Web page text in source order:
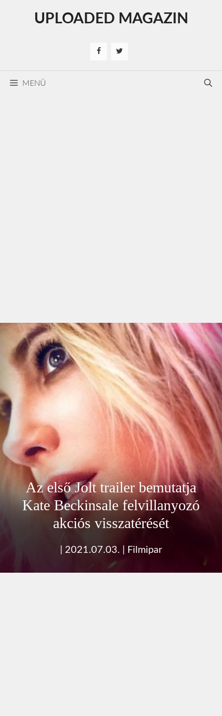
UPLOADED MAGAZIN
MENÜ
Az első Jolt trailer bemutatja
Kate Beckinsale felvillanyozó
akciós visszatérését
2021.07.03. Filmipar